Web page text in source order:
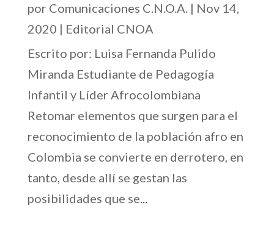
por Comunicaciones C.N.O.A.| Nov 14,
2020 | Editorial CNOA
Escrito por: Luisa Fernanda Pulido
Miranda Estudiante de Pedagogía
Infantil y Líder Afrocolombiana
Retomar elementos que surgen para el
reconocimiento de la población afro en
Colombia se convierte en derrotero, en
tanto, desde allí se gestan las
posibilidades que se...